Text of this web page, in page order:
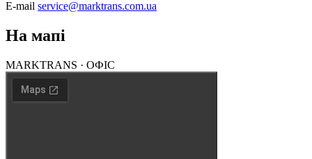
E-mail service@marktrans.com.ua
На мапі
MARKTRANS · ОФІС